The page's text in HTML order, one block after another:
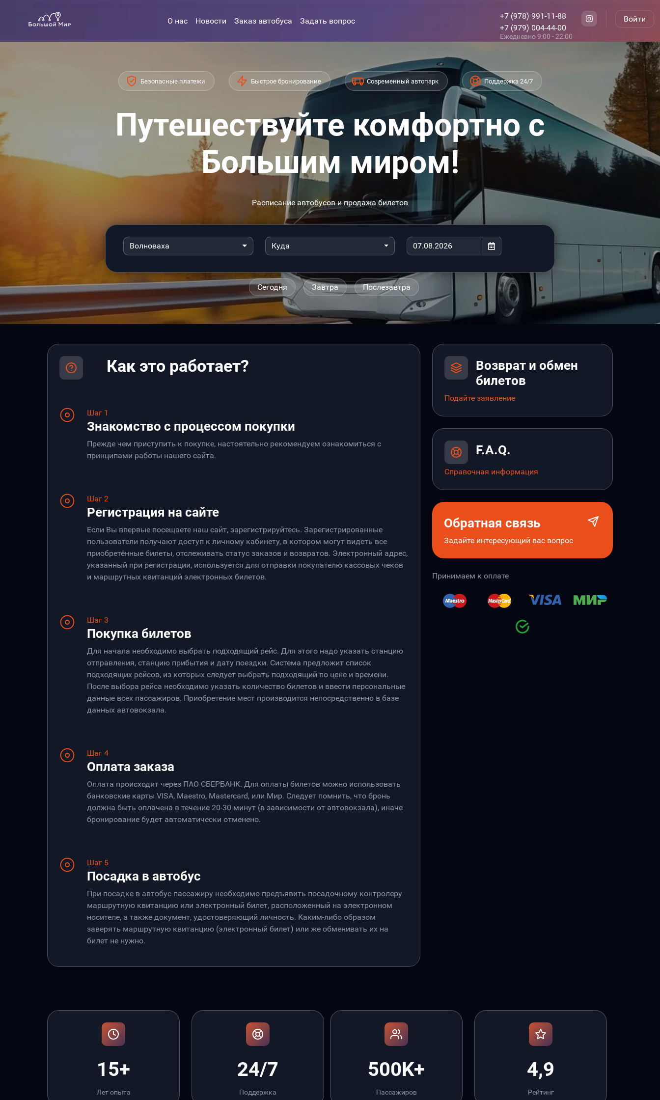
О нас Новости Заказ автобуса Задать вопрос
+7 (978) 991-11-88
+7 (979) 004-44-00
Ежедневно 9:00 - 22:00
Войти
Безопасные платежи Быстрое бронирование Современный автопарк Поддержка 24/7
Путешествуйте комфортно с
Большим миром!
Расписание автобусов и продажа билетов
Волноваха Куда
Сегодня Завтра Послезавтра
Как это работает?
Шаг 1
Знакомство с процессом покупки
Прежде чем приступить к покупке, настоятельно рекомендуем ознакомиться с
принципами работы нашего сайта.
Шаг 2
Регистрация на сайте
Если Вы впервые посещаете наш сайт, зарегистрируйтесь. Зарегистрированные
пользователи получают доступ к личному кабинету, в котором могут видеть все
приобретённые билеты, отслеживать статус заказов и возвратов. Электронный адрес,
указанный при регистрации, используется для отправки покупателю кассовых чеков
и маршрутных квитанций электронных билетов.
Шаг 3
Покупка билетов
Для начала необходимо выбрать подходящий рейс. Для этого надо указать станцию
отправления, станцию прибытия и дату поездки. Система предложит список
подходящих рейсов, из которых следует выбрать подходящий по цене и времени.
После выбора рейса необходимо указать количество билетов и ввести персональные
данные всех пассажиров. Приобретение мест производится непосредственно в базе
данных автовокзала.
Шаг 4
Оплата заказа
Оплата происходит через ПАО СБЕРБАНК. Для оплаты билетов можно использовать
банковские карты VISA, Maestro, Mastercard, или Мир. Следует помнить, что бронь
должна быть оплачена в течение 20-30 минут (в зависимости от автовокзала), иначе
бронирование будет автоматически отменено.
Шаг 5
Посадка в автобус
При посадке в автобус пассажиру необходимо предъявить посадочному контролеру
маршрутную квитанцию или электронный билет, расположенный на электронном
носителе, а также документ, удостоверяющий личность. Каким-либо образом
заверять маршрутную квитанцию (электронный билет) или же обменивать их на
билет не нужно.
Возврат и обмен
билетов
Подайте заявление
F.A.Q.
Справочная информация
Обратная связь
Задайте интересующий вас вопрос
Принимаем к оплате
15+
Лет опыта
24/7
Поддержка
500K+
Пассажиров
4,9
Рейтинг